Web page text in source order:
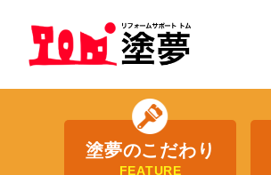
塗夢のこだわり
FEATURE